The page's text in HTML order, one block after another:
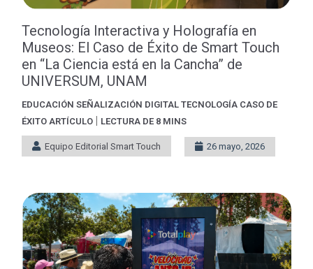
Tecnología Interactiva y Holografía en
Museos: El Caso de Éxito de Smart Touch
en “La Ciencia está en la Cancha” de
UNIVERSUM, UNAM
EDUCACIÓN SEÑALIZACIÓN DIGITAL TECNOLOGÍA CASO DE
ÉXITO ARTÍCULO | LECTURA DE 8 MINS
Equipo Editorial Smart Touch 26 mayo, 2026